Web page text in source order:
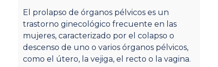
El prolapso de órganos pélvicos es un
trastorno ginecológico frecuente en las
mujeres, caracterizado por el colapso o
descenso de uno o varios órganos pélvicos,
como el útero, la vejiga, el recto o la vagina.